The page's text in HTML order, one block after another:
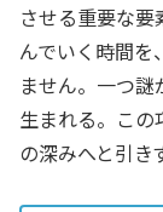
させる重要な要
んでいく時間を
ません。一つ
生まれる。こ
の深みへと引き